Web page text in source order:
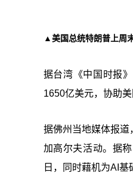
▲美国总统特朗普上周
据台湾《中国时报
1650亿美元，协助
据佛州当地媒体报
加高尔夫活动。据
日，同时藉机为AI基